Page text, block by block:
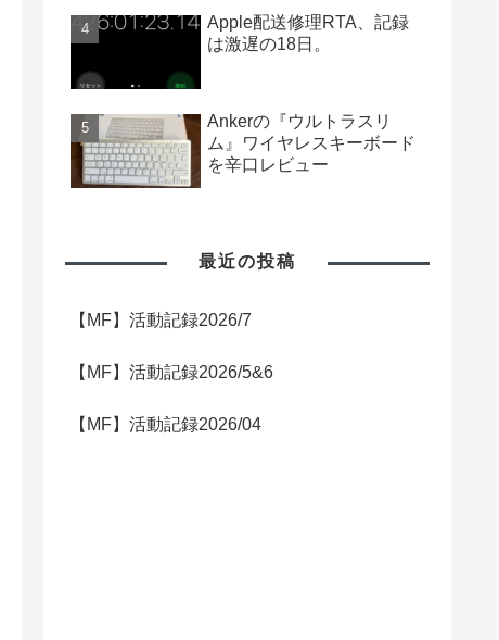
Apple配送修理RTA、記録
は激遅の18日。
Ankerの『ウルトラスリ
ム』ワイヤレスキーボード
を辛口レビュー
最近の投稿
【MF】活動記録2026/7
【MF】活動記録2026/5&6
【MF】活動記録2026/04